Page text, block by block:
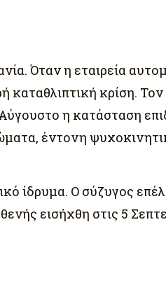
Όταν η εταιρεία
καταθλιπτική κρίση. Τον
η κατάσταση
έντονη
ίδρυμα. Ο σύζυγος
εισήχθη στις 5